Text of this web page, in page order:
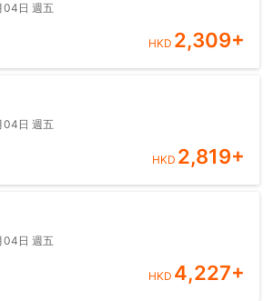
日 週五
HKD 2,309+
日 週五
HKD 2,819+
日 週五
HKD 4,227+